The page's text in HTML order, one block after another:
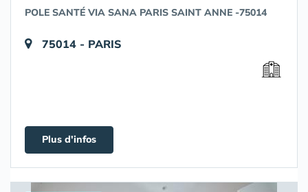
POLE SANTÉ VIA SANA PARIS SAINT ANNE -75014
75014 - PARIS
Plus d'infos